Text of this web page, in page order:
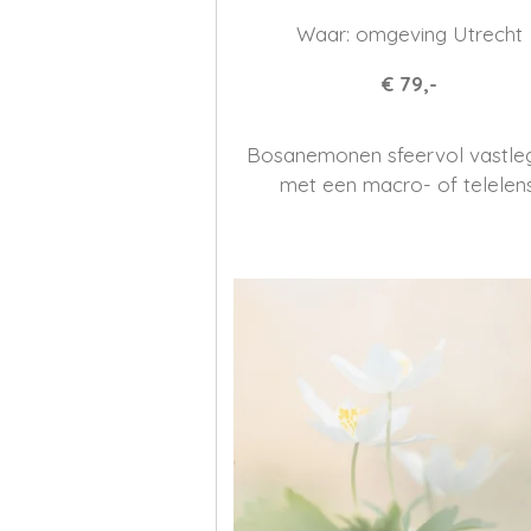
Waar: omgeving Utrecht
€ 79,-
Bosanemonen sfeervol
met een macro- of